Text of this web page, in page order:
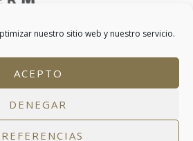
nuestro sitio web y nuestro servicio.
ACEPTO
DENEGAR
45, 2ª Planta, 28006, Madrid
T. +34 911 118 115
info@rehabiterm.com
por Whatsapp